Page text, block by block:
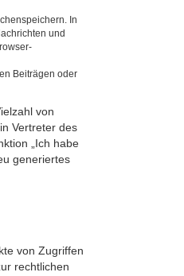
In
und
Beiträgen oder
von
Vertreter des
„Ich habe
generiertes
von Zugriffen
rechtlichen